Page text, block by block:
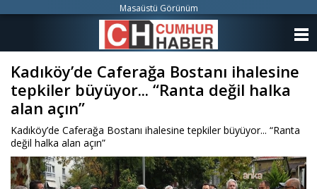
Kadıköy’de Caferağa Bostanı ihalesine
tepkiler büyüyor... “Ranta değil halka
alan açın”
Kadıköy’de Caferağa Bostanı ihalesine tepkiler büyüyor... “Ranta
değil halka alan açın”
Masaüstü Görünüm
KATEGORİLER
YAZARLAR
ANKETLER
FOTO GALERİ